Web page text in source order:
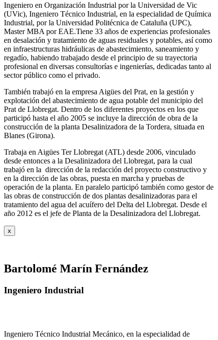
Ingeniero en Organización Industrial por la Universidad de Vic
(UVic), Ingeniero Técnico Industrial, en la especialidad de Química
Industrial, por la Universidad Politécnica de Cataluña (UPC),
Master MBA por EAE.Tiene 33 años de experiencias profesionales
en desalación y tratamiento de aguas residuales y potables, así como
en infraestructuras hidráulicas de abastecimiento, saneamiento y
regadío, habiendo trabajado desde el principio de su trayectoria
profesional en diversas consultorías e ingenierías, dedicadas tanto al
sector público como el privado.
También trabajó en la empresa Aigües del Prat, en la gestión y
explotación del abastecimiento de agua potable del municipio del
Prat de Llobregat. Dentro de los diferentes proyectos en los que
participó hasta el año 2005 se incluye la dirección de obra de la
construcción de la planta Desalinizadora de la Tordera, situada en
Blanes (Girona).
Trabaja en Aigües Ter Llobregat (ATL) desde 2006, vinculado
desde entonces a la Desalinizadora del Llobregat, para la cual
trabajó en la dirección de la redacción del proyecto constructivo y
en la dirección de las obras, puesta en marcha y pruebas de
operación de la planta. En paralelo participó también como gestor de
las obras de construcción de dos plantas desalinizadoras para el
tratamiento del agua del acuífero del Delta del Llobregat. Desde el
año 2012 es el jefe de Planta de la Desalinizadora del Llobregat.
x
Bartolomé Marín Fernández
Ingeniero Industrial
Ingeniero Técnico Industrial Mecánico, en la especialidad de